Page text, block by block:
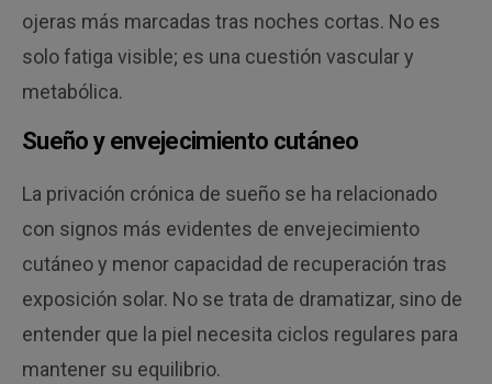
ojeras más marcadas tras noches cortas. No es
solo fatiga visible; es una cuestión vascular y
metabólica.
Sueño y envejecimiento cutáneo
La privación crónica de sueño se ha relacionado
con signos más evidentes de envejecimiento
cutáneo y menor capacidad de recuperación tras
exposición solar. No se trata de dramatizar, sino de
entender que la piel necesita ciclos regulares para
mantener su equilibrio.